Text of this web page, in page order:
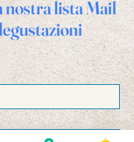
lista Mail